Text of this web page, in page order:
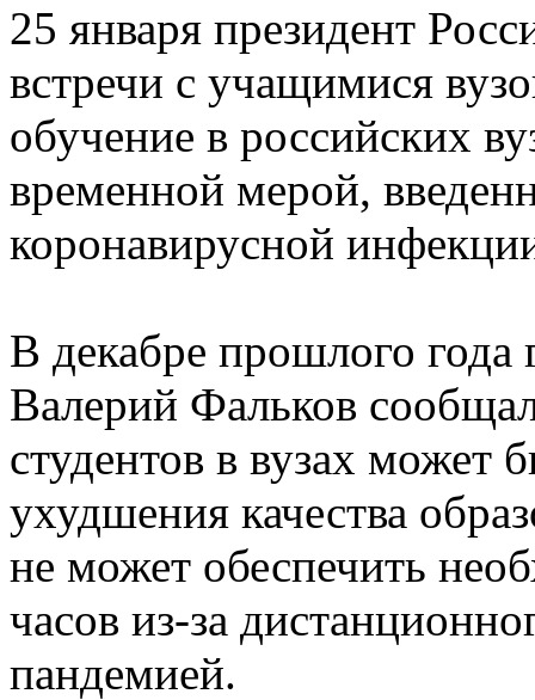
25 января президент
встречи с учащимися
обучение в российских
временной мерой,
коронавирусной
В декабре прошлого
Валерий Фальков
студентов в вузах может
ухудшения качества
не может обеспечить
часов из-за
пандемией.